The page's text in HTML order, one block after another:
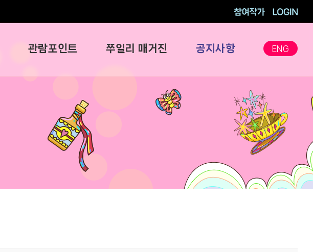
참여작가
관람포인트 쭈일리 매거진 공지사항 ENG